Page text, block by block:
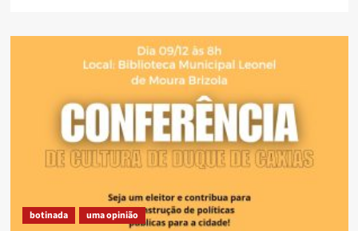
Invencível
botinada uma opinião